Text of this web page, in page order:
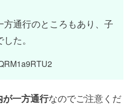
通行のところもあり、子
た。
が一方通行なのでご注意くだ